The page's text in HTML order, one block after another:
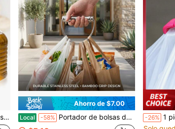
de $50
Ahorro de $7.00
Local -58% Portador de bolsas de comestibles de uso rudo, soporte de acero inoxidable resistente al desgaste, diseño de agarre cómodo y humanizado, soporta de forma segura hasta 100 libras, ideal para bolsas, cubetas y artículos de uso diario, listo para regalo de vacaciones -26% 1 pieza Asa ergonómica